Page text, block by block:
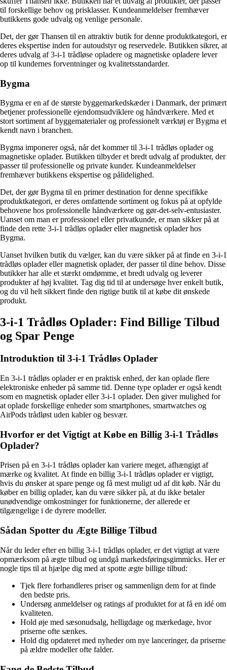
til forskellige behov og prisklasser. Kundeanmeldelser fremhæver
butikkens gode udvalg og venlige personale.
Det, der gør Thansen til en attraktiv butik for denne produktkategori, er
deres ekspertise inden for autoudstyr og reservedele. Butikken sikrer, at
deres udvalg af 3-i-1 trådløse opladere og magnetiske opladere lever
op til kundernes forventninger og kvalitetsstandarder.
Bygma
Bygma er en af de største byggemarkedskæder i Danmark, der primært
betjener professionelle ejendomsudviklere og håndværkere. Med et
stort sortiment af byggematerialer og professionelt værktøj er Bygma et
kendt navn i branchen.
Bygma imponerer også, når det kommer til 3-i-1 trådløs oplader og
magnetiske oplader. Butikken tilbyder et bredt udvalg af produkter, der
passer til professionelle og private kunder. Kundeanmeldelser
fremhæver butikkens ekspertise og pålidelighed.
Det, der gør Bygma til en primer destination for denne specifikke
produktkategori, er deres omfattende sortiment og fokus på at opfylde
behovene hos professionelle håndværkere og gør-det-selv-entusiaster.
Uanset om man er professionel eller privatkunde, er man sikker på at
finde den rette 3-i-1 trådløs oplader eller magnetisk oplader hos
Bygma.
Uanset hvilken butik du vælger, kan du være sikker på at finde en 3-i-1
trådløs oplader eller magnetisk oplader, der passer til dine behov. Disse
butikker har alle et stærkt omdømme, et bredt udvalg og leverer
produkter af høj kvalitet. Tag dig tid til at undersøge hver enkelt butik,
og du vil helt sikkert finde den rigtige butik til at købe dit ønskede
produkt.
3-i-1 Trådløs Oplader: Find Billige Tilbud
og Spar Penge
Introduktion til 3-i-1 Trådløs Oplader
En 3-i-1 trådløs oplader er en praktisk enhed, der kan oplade flere
elektroniske enheder på samme tid. Denne type oplader er også kendt
som en magnetisk oplader eller 3-i-1 oplader. Den giver mulighed for
at oplade forskellige enheder som smartphones, smartwatches og
AirPods trådløst uden kabler og besvær.
Hvorfor er det Vigtigt at Købe en Billig 3-i-1 Trådløs
Oplader?
Prisen på en 3-i-1 trådløs oplader kan variere meget, afhængigt af
mærke og kvalitet. At finde en billig 3-i-1 trådløs oplader er vigtigt,
hvis du ønsker at spare penge og få mest muligt ud af dit køb. Når du
køber en billig oplader, kan du være sikker på, at du ikke betaler
unødvendige omkostninger for funktionerne, der allerede er
tilgængelige i de dyrere modeller.
Sådan Spotter du Ægte Billige Tilbud
Når du leder efter en billig 3-i-1 trådløs oplader, er det vigtigt at være
opmærksom på ægte tilbud og undgå markedsføringsgimmicks. Her er
nogle tips til at hjælpe dig med at spotte ægte billige tilbud:
Tjek flere forhandleres priser og sammenlign dem for at finde
den bedste pris.
Undersøg anmeldelser og ratings af produktet for at få en idé om
kvaliteten.
Hold øje med sæsonudsalg, helligdage og mærkedage, hvor
priserne ofte sænkes.
Hold dig opdateret med nyheder om nye lanceringer, da priserne
på ældre modeller ofte falder.